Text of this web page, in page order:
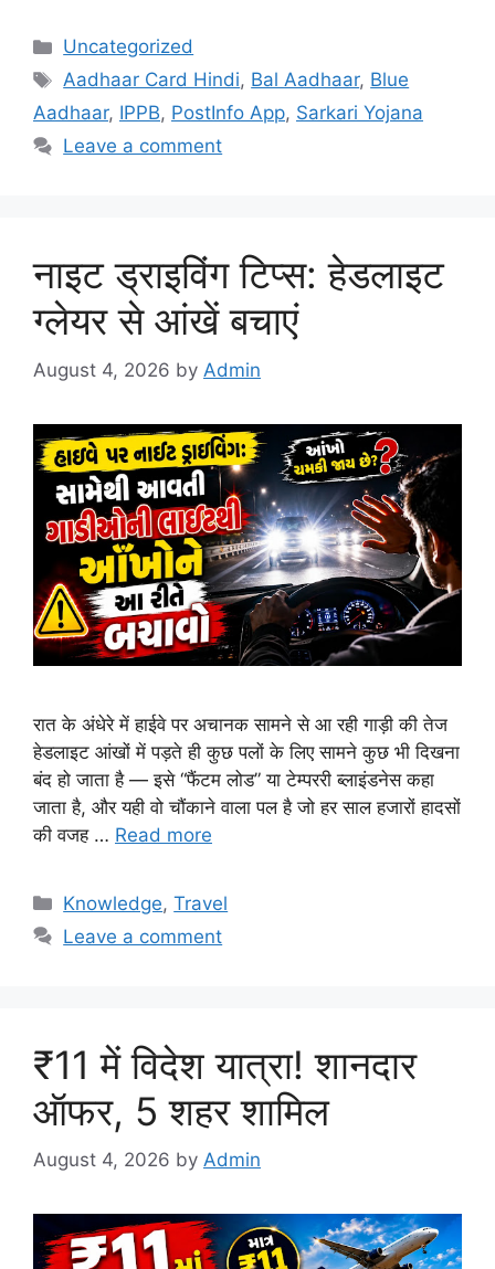
Categories
Uncategorized
Tags
Aadhaar Card Hindi, Bal Aadhaar, Blue
Aadhaar, IPPB, PostInfo App, Sarkari Yojana
Leave a comment
नाइट ड्राइविंग टिप्स: हेडलाइट
ग्लेयर से आंखें बचाएं
August 4, 2026 by Admin
रात के अंधेरे में हाईवे पर अचानक सामने से आ रही गाड़ी की तेज
हेडलाइट आंखों में पड़ते ही कुछ पलों के लिए सामने कुछ भी दिखना
बंद हो जाता है — इसे “फैंटम लोड” या टेम्पररी ब्लाइंडनेस कहा
जाता है, और यही वो चौंकाने वाला पल है जो हर साल हजारों हादसों
की वजह … Read more
Categories
Knowledge,Travel
Leave a comment
₹11 में विदेश यात्रा! शानदार
ऑफर, 5 शहर शामिल
August 4, 2026 by Admin